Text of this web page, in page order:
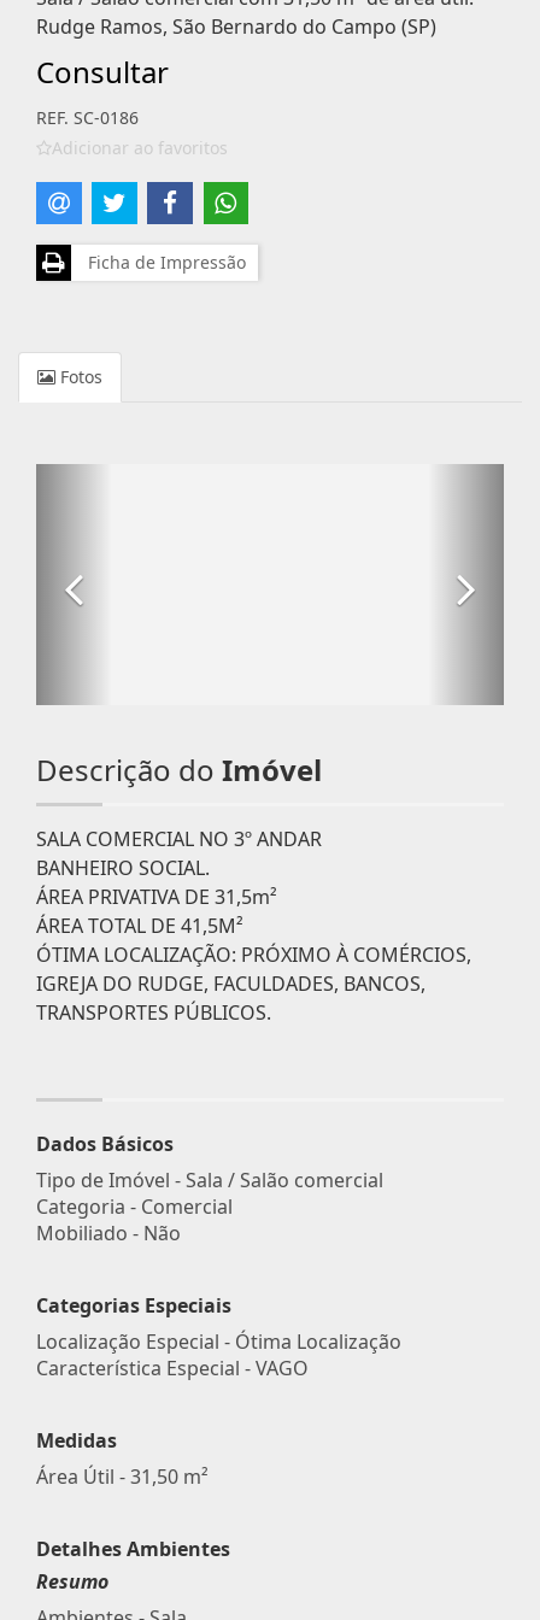
Rudge Ramos, São Bernardo do Campo (SP)
Consultar
REF. SC-0186
Adicionar ao favoritos
Ficha de Impressão
Fotos
Descrição do Imóvel
SALA COMERCIAL NO 3º ANDAR
BANHEIRO SOCIAL.
ÁREA PRIVATIVA DE 31,5m²
ÁREA TOTAL DE 41,5M²
ÓTIMA LOCALIZAÇÃO: PRÓXIMO À COMÉRCIOS,
IGREJA DO RUDGE, FACULDADES, BANCOS,
TRANSPORTES PÚBLICOS.
Dados Básicos
Tipo de Imóvel - Sala / Salão comercial
Categoria - Comercial
Mobiliado - Não
Categorias Especiais
Localização Especial - Ótima Localização
Característica Especial - VAGO
Medidas
Área Útil - 31,50 m²
Detalhes Ambientes
Resumo